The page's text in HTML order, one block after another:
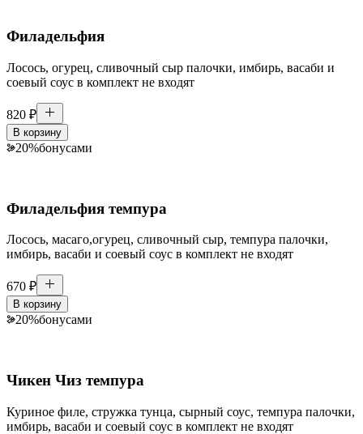
Филадельфия
Лосось, огурец, сливочный сыр палочки, имбирь, васаби и
соевый соус в комплект не входят
820 ₽
В корзину
20%бонусами
Филадельфия темпура
Лосось, масаго,огурец, сливочный сыр, темпура палочки,
имбирь, васаби и соевый соус в комплект не входят
670 ₽
В корзину
20%бонусами
Чикен Чиз темпура
Куриное филе, стружка тунца, сырный соус, темпура палочки,
имбирь, васаби и соевый соус в комплект не входят